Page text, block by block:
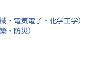
・電気電子・化学工学）
・防災）